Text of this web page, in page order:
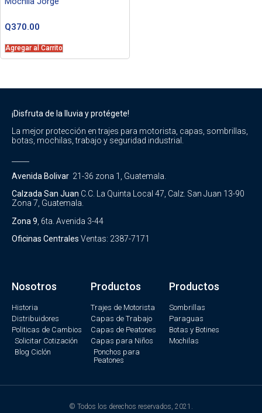
Q370.00
Agregar al Carrito
¡Disfruta de la lluvia y protégete!
La mejor protección en trajes para motorista, capas, sombrillas,
botas, mochilas, trabajo y seguridad industrial.
Avenida Bolivar 21-36 zona 1, Guatemala.
Calzada San Juan C.C. La Quinta Local 47, Calz. San Juan 13-90
Zona 7, Guatemala.
Zona 9 , 6ta. Avenida 3-44
Oficinas Centrales Ventas: 2387-7171
Nosotros
Historia
Distribuidores
Politicas de Cambios
Solicitar Cotización
Blog Ciclón
Productos
Trajes de Motorista
Capas de Trabajo
Capas de Peatones
Capas para Niños
Ponchos para
Peatones
Productos
Sombrillas
Paraguas
Botas y Botines
Mochilas
© Todos los derechos reservados, 2021.